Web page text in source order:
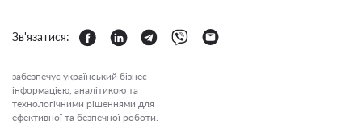
Зв'язатися:
забезпечує український бізнес
інформацією, аналітикою та
технологічними рішеннями для
ефективної та безпечної роботи.